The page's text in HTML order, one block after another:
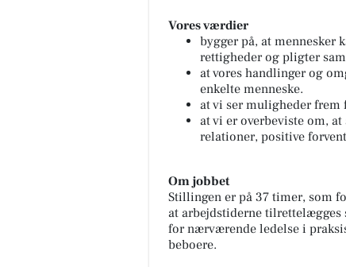
Vores værdier
bygger på, at mennesker
rettigheder og pligter
at vores handlinger og
enkelte menneske.
at vi ser muligheder frem
at vi er overbeviste om,
relationer, positive
Om jobbet
Stillingen er på 37 timer, som
at arbejdstiderne tilrettelægges
for nærværende ledelse i
beboere.